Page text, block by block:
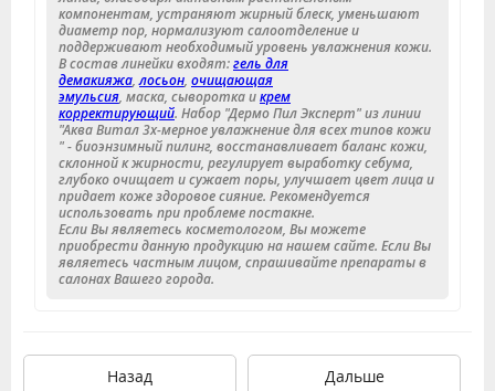
компонентам, устраняют жирный блеск, уменьшают
диаметр пор, нормализуют салоотделение и
поддерживают необходимый уровень увлажнения кожи.
В состав линейки входят:гель для
демакияжа,лосьон, очищающая
эмульсия, маска, сыворотка икрем
корректирующий. Набор "Дермо Пил Эксперт" из линии
"Аква Витал 3х-мерное увлажнение для всех типов кожи
" - биоэнзимный пилинг, восстанавливает баланс кожи,
склонной к жирности, регулирует выработку себума,
глубоко очищает и сужает поры, улучшает цвет лица и
придает коже здоровое сияние. Рекомендуется
использовать при проблеме постакне.
Если Вы являетесь косметологом, Вы можете
приобрести данную продукцию на нашем сайте. Если Вы
являетесь частным лицом, спрашивайте препараты в
салонах Вашего города.
Назад Дальше